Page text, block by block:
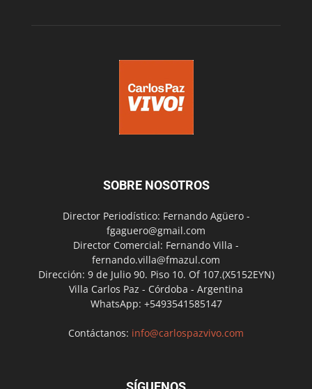
SOBRE NOSOTROS
Director Periodístico: Fernando Agüero -
fgaguero@gmail.com
Director Comercial: Fernando Villa -
fernando.villa@fmazul.com
Dirección: 9 de Julio 90. Piso 10. Of 107.(X5152EYN)
Villa Carlos Paz - Córdoba - Argentina
WhatsApp: +5493541585147
Contáctanos: info@carlospazvivo.com